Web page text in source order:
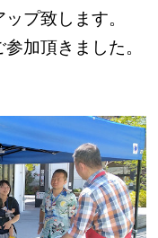
プ致します。
加頂きました。